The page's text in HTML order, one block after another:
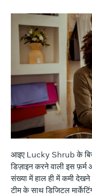
आइए Lucky Shrub के
डिज़ाइन करने वाली इस फ़र्म
संख्या में हाल ही में कमी
टीम के साथ डिजिटल